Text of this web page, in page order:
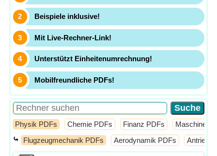
Beispiele inklusive!
Mit Live-Rechner-Link!
Unterstützt Einheitenumrechnung!
Mobilfreundliche PDFs!
Physik PDFs Chemie PDFs Finanz PDFs
⤿ Flugzeugmechanik PDFs Aerodynamik PDFs Antrieb